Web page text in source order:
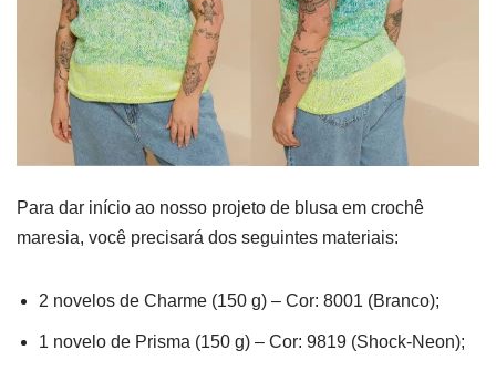
Para dar início ao nosso projeto de blusa em crochê
maresia, você precisará dos seguintes materiais:
2 novelos de Charme (150 g) – Cor: 8001 (Branco);
1 novelo de Prisma (150 g) – Cor: 9819 (Shock-Neon);